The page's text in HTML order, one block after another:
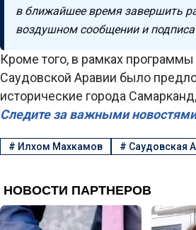
в ближайшее время завершить
воздушном сообщении и
Кроме того, в рамках
Саудовской Аравии было
исторические города
Следите за важными
# Илхом Махкамов # Саудовская